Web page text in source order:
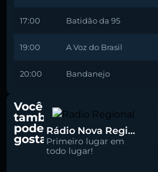
17:00 Batidão da 95
19:00 A Voz do Brasil
20:00 Bandanejo
Você
também
pode
gostar
Rádio Nova Regional 91.5 FM
Primeiro lugar em
todo lugar!